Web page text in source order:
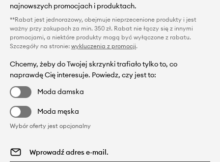
najnowszych promocjach i produktach.
**Rabat jest jednorazowy, obejmuje nieprzecenione produkty i jest
ważny przy zakupach za min. 350 zł. Rabat nie łączy się z innymi
promocjami, a niektóre produkty mogą być wyłączone z rabatu.
Szczegóły na stronie: wykluczenia z promocji.
Chcemy, żeby do Twojej skrzynki trafiało tylko to, co
naprawdę Cię interesuje. Powiedz, czy jest to:
Moda damska
Moda męska
Wybór oferty jest opcjonalny